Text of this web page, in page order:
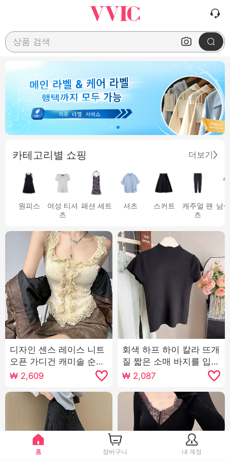
상품 검색
카테고리별 쇼핑 더보기
원피스
여성 티셔
츠
패션 세트 셔츠 스커트
캐주얼 팬
츠
남
디자인 센스 레이스 니트
오픈 가디건 캐미솔 순수
한 욕망 순수한 작은 흰색
₩ 2,609
회색 하프 하이 칼라 뜨개
질 짧은 소매 바지를 입는
셔츠 여자 2025 봄 여름
새로운 슬림 피트 슬림 외
국 가스 티셔츠 맨위
₩ 2,087
홈 장바구니 내 계정